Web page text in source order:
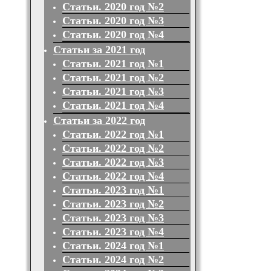
Статьи. 2020 год №2
Статьи. 2020 год №3
Статьи. 2020 год №4
Статьи за 2021 год
Статьи. 2021 год №1
Статьи. 2021 год №2
Статьи. 2021 год №3
Статьи. 2021 год №4
Статьи за 2022 год
Статьи. 2022 год №1
Статьи. 2022 год №2
Статьи. 2022 год №3
Статьи. 2022 год №4
Статьи. 2023 год №1
Статьи. 2023 год №2
Статьи. 2023 год №3
Статьи. 2023 год №4
Статьи. 2024 год №1
Статьи. 2024 год №2